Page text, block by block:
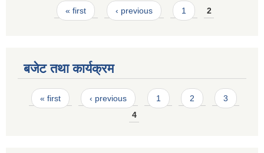
Pages« first ‹ previous 1 2
बजेट तथा कार्यक्रम
Pages
« first ‹ previous 1 2
3
4